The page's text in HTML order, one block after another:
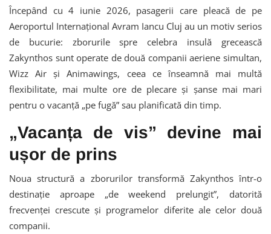
Începând cu 4 iunie 2026, pasagerii care pleacă de pe
Aeroportul Internațional Avram Iancu Cluj au un motiv serios
de bucurie: zborurile spre celebra insulă grecească
Zakynthos sunt operate de două companii aeriene simultan,
Wizz Air și Animawings, ceea ce înseamnă mai multă
flexibilitate, mai multe ore de plecare și șanse mai mari
pentru o vacanță „pe fugă” sau planificată din timp.
„Vacanța de vis” devine mai
ușor de prins
Noua structură a zborurilor transformă Zakynthos într-o
destinație aproape „de weekend prelungit”, datorită
frecvenței crescute și programelor diferite ale celor două
companii.